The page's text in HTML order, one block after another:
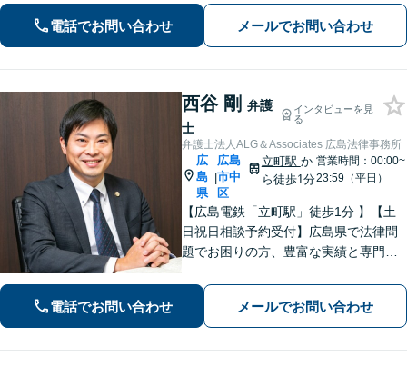
に的確に対応します。【必ず成功す
る】という【強い信念】をもって強気
電話でお問い合わせ メールでお問い合わせ
西谷 剛 弁護
士
インタビューを見
る
弁護士法人ALG＆Associates 広島法律事務所
広
島
県
|
広島
市中
区
立町駅 か
ら徒歩1分
営業時間：00:00~
23:59（平日）
【広島電鉄「立町駅」徒歩1分 】【土
日祝日相談予約受付】広島県で法律問
題でお困りの方、豊富な実績と専門性
電話でお問い合わせ メールでお問い合わせ